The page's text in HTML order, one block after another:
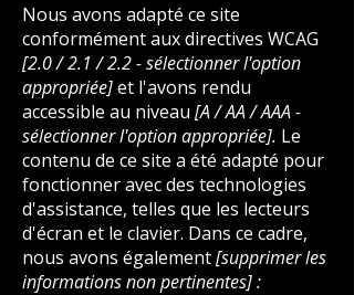
Nous avons adapté ce site
conformément aux directives WCAG
[2.0 / 2.1 / 2.2 - sélectionner l'option
appropriée]et l'avons rendu
accessible au niveau [A / AA / AAA -
sélectionner l'option appropriée]. Le
contenu de ce site a été adapté pour
fonctionner avec des technologies
d'assistance, telles que les lecteurs
d'écran et le clavier. Dans ce cadre,
nous avons également[supprimer les
informations non pertinentes] :